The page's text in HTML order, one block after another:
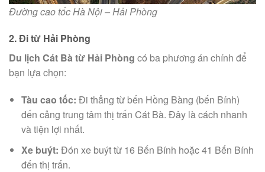
Đường cao tốc Hà Nội – Hải Phòng
2. Đi từ Hải Phòng
Du lịch Cát Bà từ Hải Phòng có ba phương án chính để
bạn lựa chọn:
Tàu cao tốc: Đi thẳng từ bến Hồng Bàng (bến Bính)
đến cảng trung tâm thị trấn Cát Bà. Đây là cách nhanh
và tiện lợi nhất.
Xe buýt: Đón xe buýt từ 16 Bến Bính hoặc 41 Bến Bính
đến thị trấn.